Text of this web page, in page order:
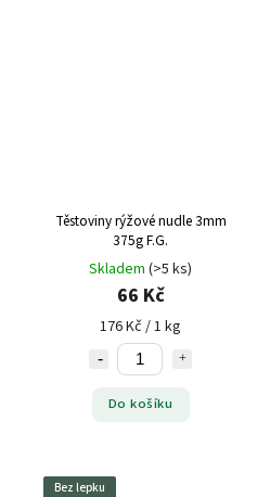
Těstoviny rýžové nudle 3mm
375g F.G.
Skladem (>5 ks)
66 Kč
176 Kč / 1 kg
Do košíku
Bez lepku